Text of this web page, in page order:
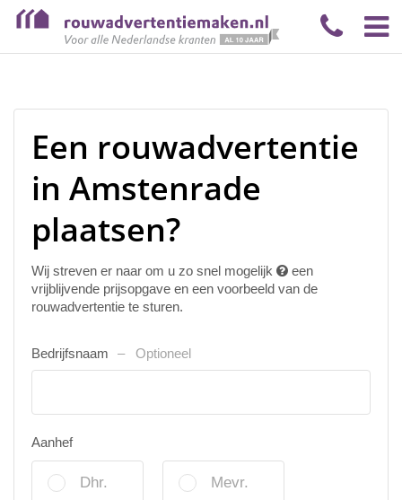
Een rouwadvertentie
in Amstenrade
plaatsen?
Wij streven er naar om u zo snel mogelijk
een
vrijblijvende prijsopgave en een voorbeeld van de
rouwadvertentie te sturen.
Bedrijfsnaam Optioneel
Aanhef
Dhr. Mevr.